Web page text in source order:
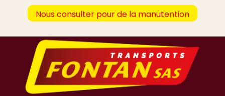
Nous consulter pour de la manutention